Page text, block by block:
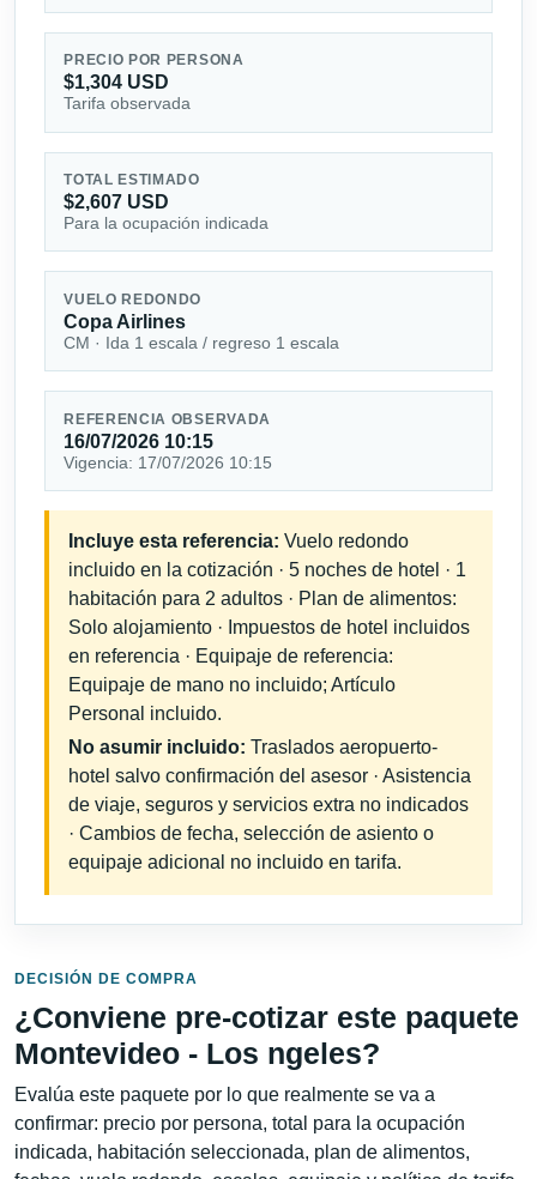
PRECIO POR PERSONA
$1,304 USD
Tarifa observada
TOTAL ESTIMADO
$2,607 USD
Para la ocupación indicada
VUELO REDONDO
Copa Airlines
CM · Ida 1 escala / regreso 1 escala
REFERENCIA OBSERVADA
16/07/2026 10:15
Vigencia: 17/07/2026 10:15
Incluye esta referencia: Vuelo redondo
incluido en la cotización · 5 noches de hotel · 1
habitación para 2 adultos · Plan de alimentos:
Solo alojamiento · Impuestos de hotel incluidos
en referencia · Equipaje de referencia:
Equipaje de mano no incluido; Artículo
Personal incluido.
No asumir incluido: Traslados aeropuerto-
hotel salvo confirmación del asesor · Asistencia
de viaje, seguros y servicios extra no indicados
· Cambios de fecha, selección de asiento o
equipaje adicional no incluido en tarifa.
DECISIÓN DE COMPRA
¿Conviene pre-cotizar este paquete
Montevideo - Los ngeles?
Evalúa este paquete por lo que realmente se va a
confirmar: precio por persona, total para la ocupación
indicada, habitación seleccionada, plan de alimentos,